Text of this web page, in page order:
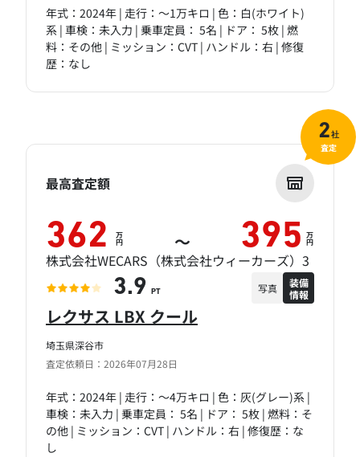
年式：2024年 | 走行：～1万キロ | 色：白(ホワイト)
系 | 車検：未入力 | 乗車定員： 5名 | ドア： 5枚 | 燃
料：その他 | ミッション：CVT | ハンドル：右 | 修復
歴：なし
埼玉県深谷市
査定依頼日：2026年07月28日
レクサス LBX クール
年式：2024年 | 走行：～4万キロ | 色：灰(グレー)系 |
車検：未入力 | 乗車定員： 5名 | ドア： 5枚 | 燃料：そ
の他 | ミッション：CVT | ハンドル：右 | 修復歴：な
し
最高査定額
362 万
円 ～ 395 万
円
株式会社WECARS（株式会社ウィーカーズ）3
3.9 PT 写真
装備
情報
2社
査定